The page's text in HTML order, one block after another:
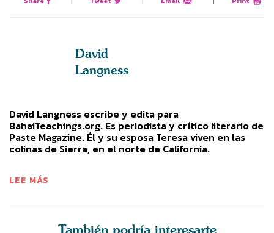
David
Langness
David Langness escribe y edita para
BahaiTeachings.org. Es periodista y crítico literario de
Paste Magazine. Él y su esposa Teresa viven en las
colinas de Sierra, en el norte de California.
LEE MÁS
También podría interesarte